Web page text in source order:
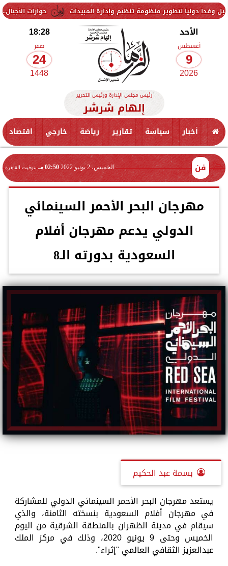
حوارات الأجيال.. تجارب لتطوير منظومة تنظيم وإدارة المبيدات
الأحد
أغسطس
9
2026
18:28
صفر
24
1448
رئيس مجلس الإدارة ورئيس التحرير
إلهام شرشر
أخبار سياسة تقارير رياضة خارجي اقتصاد
فن الخميس، 2 يونيو 2022 02:50 مـ بتوقيت القاهرة
مهرجان البحر الأحمر السينمائي
الدولي يدعم مهرجان أفلام
السعودية بدورته الـ8
بسمة عبد الحكيم
يستعد مهرجان البحر الأحمر السينمائي الدولي للمشاركة
في مهرجان أفلام السعودية بنسخته الثامنة، والذي
سيقام في مدينة الظهران بالمنطقة الشرقية من اليوم
الخميس وحتى 9 يونيو 2020، وذلك في مركز الملك
عبدالعزيز الثقافي العالمي "إثراء".